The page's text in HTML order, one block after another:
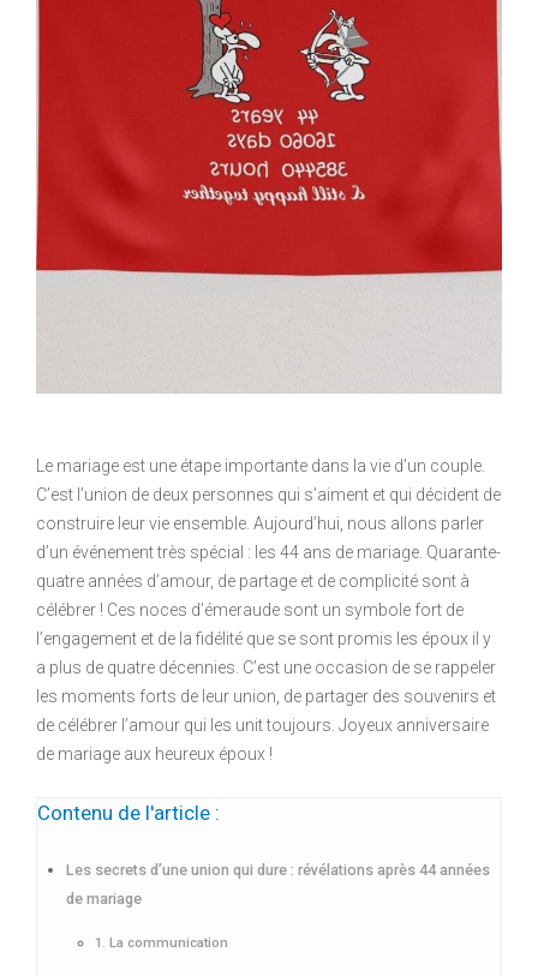
Le mariage est une étape importante dans la vie d’un couple.
C’est l’union de deux personnes qui s’aiment et qui décident de
construire leur vie ensemble. Aujourd’hui, nous allons parler
d’un événement très spécial : les 44 ans de mariage. Quarante-
quatre années d’amour, de partage et de complicité sont à
célébrer ! Ces noces d’émeraude sont un symbole fort de
l’engagement et de la fidélité que se sont promis les époux il y
a plus de quatre décennies. C’est une occasion de se rappeler
les moments forts de leur union, de partager des souvenirs et
de célébrer l’amour qui les unit toujours. Joyeux anniversaire
de mariage aux heureux époux !
Contenu de l'article :
Les secrets d’une union qui dure : révélations après 44 années
de mariage
1. La communication